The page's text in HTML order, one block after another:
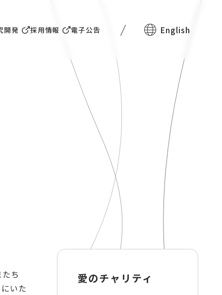
開発 採用情報 電子公告 English
ち
いた
愛のチャリティ